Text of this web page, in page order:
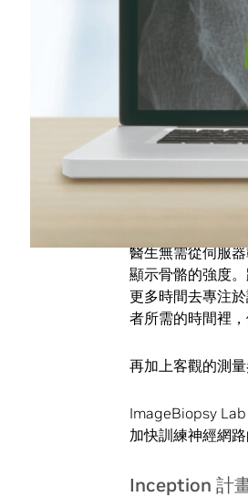
骨關節炎無藥可
好地處理治療。
ImageBiopsy
該公司使用
進一步處理便能
醫生無需從伺服
顯示骨骼的強度
更多時間去專注
者所需的時間裡
再加上客觀的測
ImageBiopsy
加快訓練神經網
Inception 計